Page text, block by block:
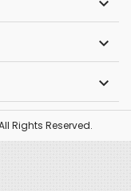


Rights Reserved.